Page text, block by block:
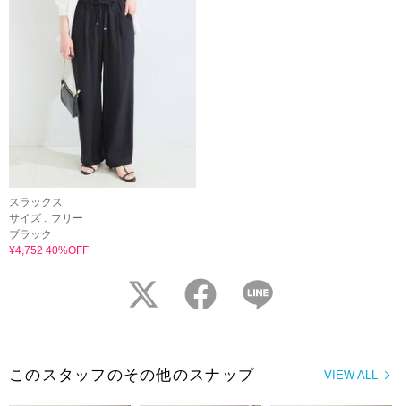
スラックス
サイズ : フリー
ブラック
¥4,752 40%OFF
twitter facebook
VIEW ALL
このスタッフのその他のスナップ